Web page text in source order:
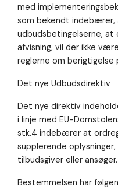
med
som bekendt
udbudsbetingelserne,
afvisning, vil der ikke
reglerne om berigtigelse
Det nye Udbudsdirektiv
Det nye direktiv
i linje med EU-
stk.4 indebærer at
supplerende
tilbudsgiver eller ansøger.
Bestemmelsen har